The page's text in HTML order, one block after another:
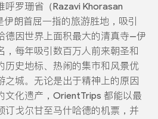
呼罗珊省（Razavi Khorasan
朗首屈一指的旅游胜地，吸引
德因世界上面积最大的清真寺--伊
，每年吸引数百万人前来朝圣和
历史地标、热闹的集市和风景优
之城。无论是出于精神上的原因
文化遗产，OrientTrips 都能以最
订戈尔甘至马什哈德的机票，并